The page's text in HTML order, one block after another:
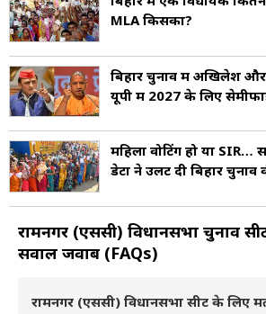
MLA किसका?
बिहार चुनाव में अखिलेश और
यूपी में 2027 के लिए
महिला वोटिंग हो या SIR…
डेटा ने उलट दी बिहार चुनाव
रामनगर (एससी) विधानसभा चुनाव
सवाल जवाब (FAQs)
रामनगर (एससी) विधानसभा सीट के लिए